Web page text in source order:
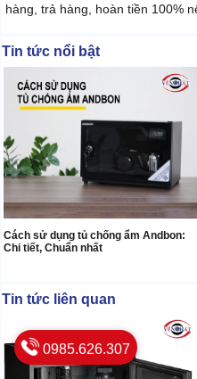
hàng, trả hàng, hoàn tiền 100%
Tin tức nổi bật
Cách sử dụng tủ chống ẩm Andbon:
Chi tiết, Chuẩn nhất
Tin tức liên quan
0985.626.307